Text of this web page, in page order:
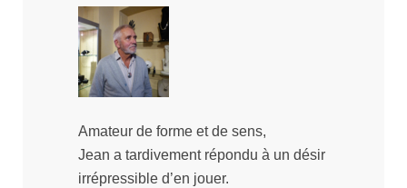
Amateur de forme et de sens,
Jean a tardivement répondu à un désir
irrépressible d’en jouer.